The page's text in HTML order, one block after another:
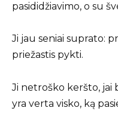
pasididžiavimo, o su
Ji jau seniai suprato:
priežastis pykti.
Ji netroško keršto, jai
yra verta visko, ką